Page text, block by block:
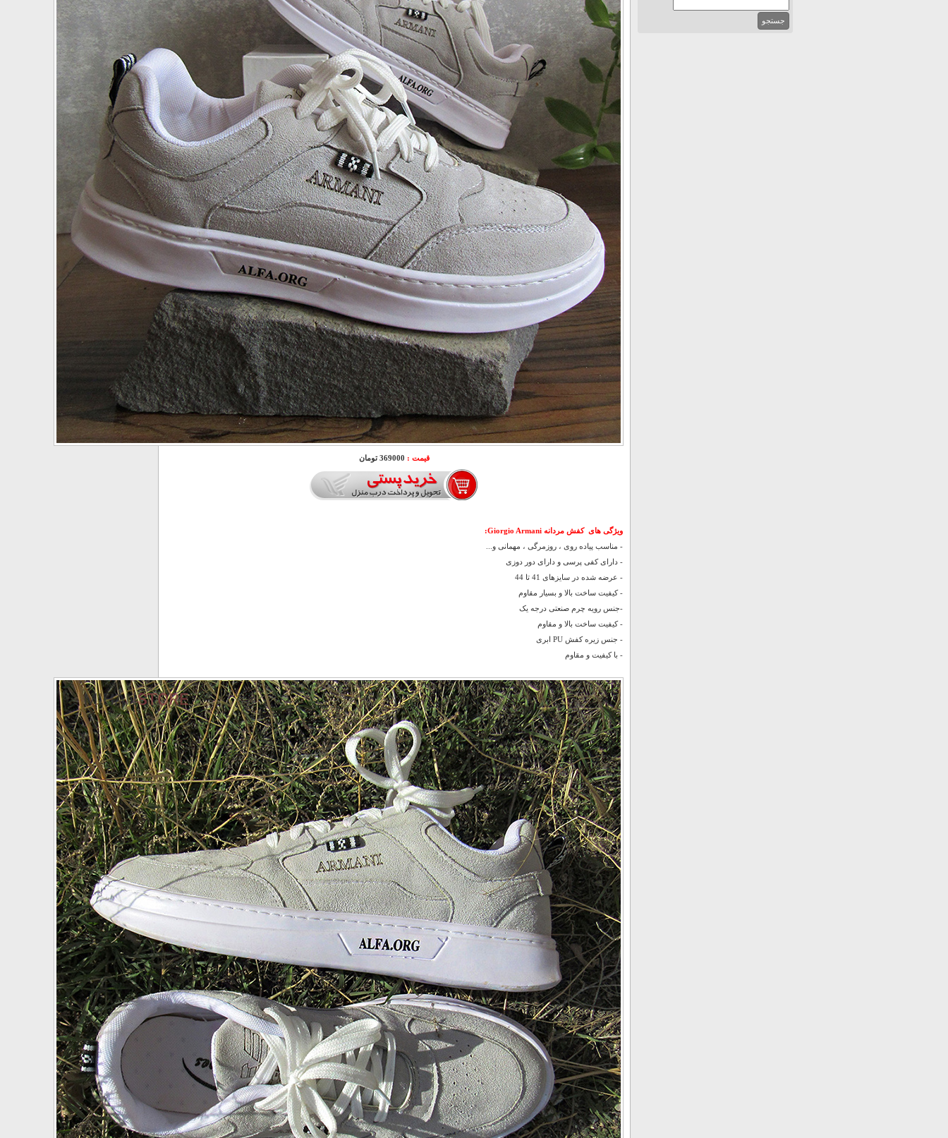
قیمت : 369000 تومان
ویژگی هایکفش مردانه Giorgio Armani:
- مناسب پیاده روی ، روزمرگی ، مهمانی و...
- دارای کفی پرسی و دارای دور دوزی
- عرضه شده در سایزهای 41 تا 44
- کیفیت ساخت بالا و بسیار مقاوم
-جنس رویه چرم صنعتی درجه یک
- کیفیت ساخت بالا و مقاوم
- جنس زیره کفش PU ابری
- با کیفیت و مقاوم